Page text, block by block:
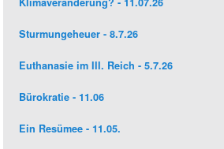
Sturmungeheuer - 8.7.26
Euthanasie im III. Reich - 5.7.26
Bürokratie - 11.06
Ein Resümee - 11.05.